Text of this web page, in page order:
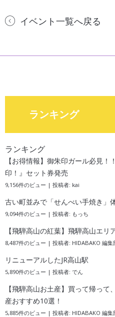
イベント一覧へ戻る
ランキング
ランキング
【お得情報】御朱印ガール必見
印！』セット券発売
9,156件のビュー | 投稿者: kai
古い町並みで「せんべい手焼き」
9,094件のビュー | 投稿者: もっち
【飛騨高山の紅葉】飛騨高山エ
8,487件のビュー | 投稿者: HIDABAKO 編集
リニューアルしたJR高山駅
5,890件のビュー | 投稿者: でん
【飛騨高山お土産】買って帰っ
産おすすめ10選！
5,885件のビュー | 投稿者: HIDABAKO 編集